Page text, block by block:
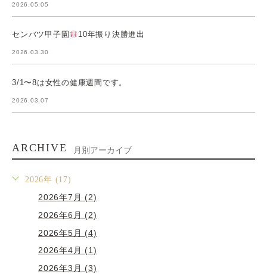
2026.05.05
センバツ甲子園 10年振り決勝進出
2026.03.30
3/1〜8は女性の健康週間です。
2026.03.07
ARCHIVE 月別アーカイブ
2026年 (17)
2026年7月 (2)
2026年6月 (2)
2026年5月 (4)
2026年4月 (1)
2026年3月 (3)